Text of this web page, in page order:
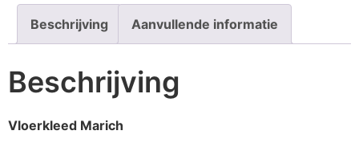
Beschrijving Aanvullende informatie
Beschrijving
Vloerkleed Marich